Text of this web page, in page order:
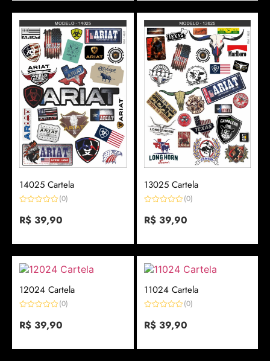
14025 Cartela
0
de
(0)
R$ 39,90
13025 Cartela
0
de
(0)
R$39,90
12024 Cartela
0
de
(0)
R$ 39,90
11024 Cartela
0
de
(0)
R$39,90